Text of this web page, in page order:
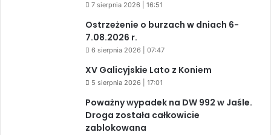
7 sierpnia 2026 | 16:51
Ostrzeżenie o burzach w dniach 6-
7.08.2026 r.
6 sierpnia 2026 | 07:47
XV Galicyjskie Lato z Koniem
5 sierpnia 2026 | 17:01
Poważny wypadek na DW 992 w Jaśle.
Droga została całkowicie
zablokowana